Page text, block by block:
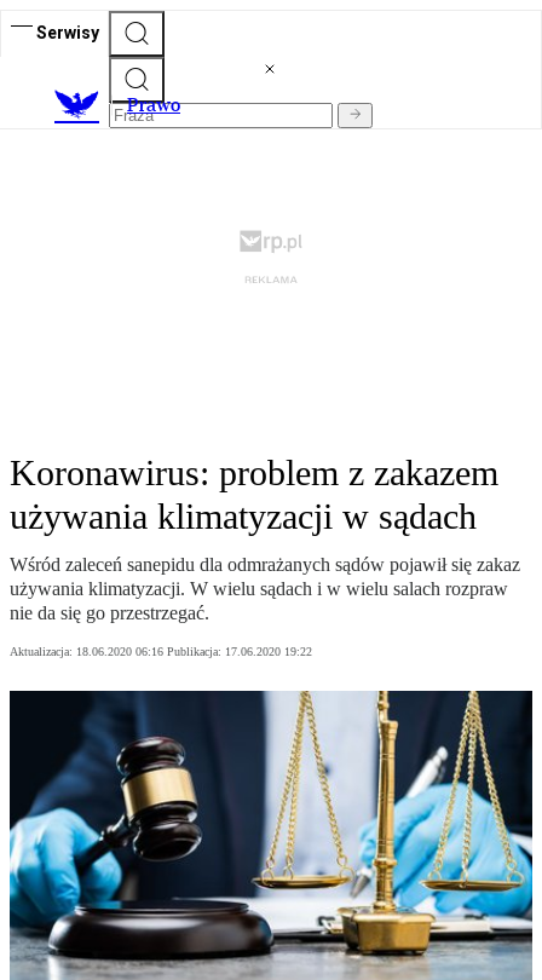
Serwisy
Prawo
Koronawirus: problem z zakazem
używania klimatyzacji w sądach
Wśród zaleceń sanepidu dla odmrażanych sądów pojawił się zakaz
używania klimatyzacji. W wielu sądach i w wielu salach rozpraw
nie da się go przestrzegać.
Aktualizacja: 18.06.2020 06:16 Publikacja: 17.06.2020 19:22